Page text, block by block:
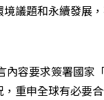
議題和永續發展
內容要求簽署國家
重申全球有必要